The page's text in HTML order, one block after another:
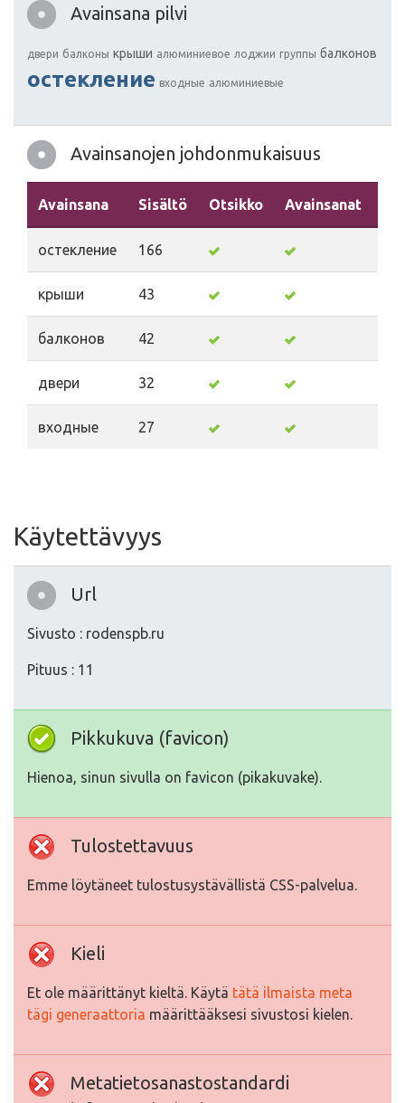
Avainsana pilvi
двери балконы крыши алюминиевое лоджии группы балконов
остекление входные алюминиевые
Avainsanojen johdonmukaisuus
Avainsana Sisältö Otsikko Avainsanat
остекление 166
крыши 43
балконов 42
двери 32
входные 27
Käytettävyys
Url
Sivusto : rodenspb.ru
Pituus : 11
Pikkukuva (favicon)
Hienoa, sinun sivulla on favicon (pikakuvake).
Tulostettavuus
Emme löytäneet tulostusystävällistä CSS-palvelua.
Kieli
Et ole määrittänyt kieltä. Käytä tätä ilmaista meta
tägi generaattoria määrittääksesi sivustosi kielen.
Metatietosanastostandardi